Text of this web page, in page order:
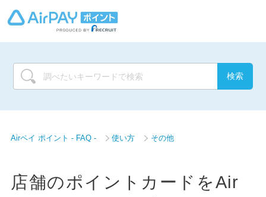
Airペイ ポイント - FAQ - 使い方 その他
店舗のポイントカードをAir